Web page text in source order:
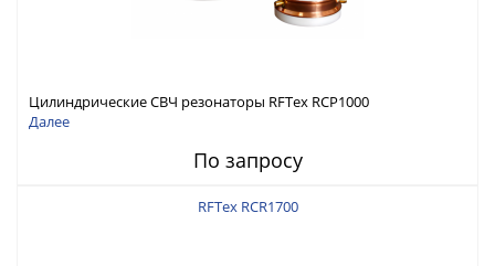
Цилиндрические СВЧ резонаторы RFTex RCP1000
Далее
По запросу
RFTex RCR1700